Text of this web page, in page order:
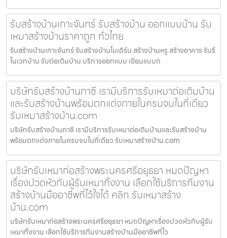
รับสร้างบ้านเกาะจันทร์ รับสร้างบ้าน ออกแบบบ้าน รับ
เหมาสร้างบ้านราคาถูก ทั่วไทย
รับสร้างบ้านเกาะจันทร์ รับสร้างบ้านโมเดิร์น สร้างบ้านหรู สร้างอาคาร รับรี
โนเวทบ้าน รับต่อเติมบ้าน บริการออกแบบ เขียนแบบก
บริษัทรับสร้างบ้านภาชี เรามีบริการรับเหมาต่อเติมบ้าน
และรับสร้างบ้านพร้อมตกแต่งภายในครบจบในที่เดียว
รับเหมาสร้างบ้าน.com
บริษัทรับสร้างบ้านภาชี เรามีบริการรับเหมาต่อเติมบ้านและรับสร้างบ้าน
พร้อมตกแต่งภายในครบจบในที่เดียว รับเหมาสร้างบ้าน.com
บริษัทรับเหมาก่อสร้างพระนครศรีอยุธยา หมดปัญหา
เรื่องปวดหัวกับผู้รับเหมาทิ้งงาน เลือกใช้บริการทีมงาน
สร้างบ้านมืออาชีพที่ไว้ใจได้ คลิก รับเหมาสร้าง
บ้าน.com
บริษัทรับเหมาก่อสร้างพระนครศรีอยุธยา หมดปัญหาเรื่องปวดหัวกับผู้รับ
เหมาทิ้งงาน เลือกใช้บริการทีมงานสร้างบ้านมืออาชีพที่ไว